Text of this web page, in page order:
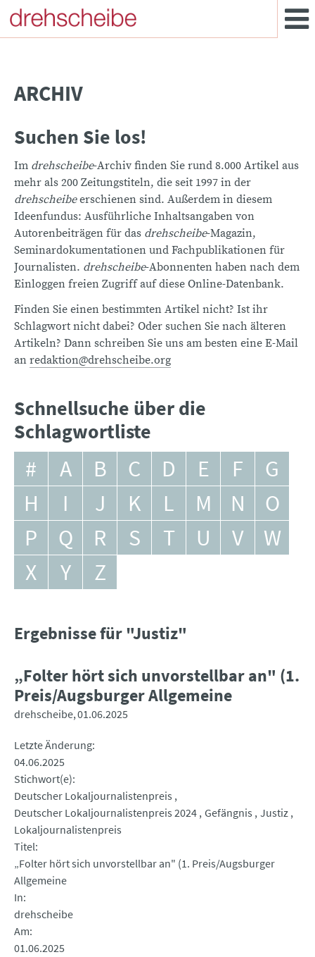
ARCHIV
Suchen Sie los!
Im drehscheibe-Archiv finden Sie rund 8.000 Artikel aus
mehr als 200 Zeitungstiteln, die seit 1997 in der
drehscheibeerschienen sind. Außerdem in diesem
Ideenfundus: Ausführliche Inhaltsangaben von
Autorenbeiträgen für das drehscheibe-Magazin,
Seminardokumentationen und Fachpublikationen für
Journalisten. drehscheibe-Abonnenten haben nach dem
Einloggen freien Zugriff auf diese Online-Datenbank.
Finden Sie einen bestimmten Artikel nicht? Ist ihr
Schlagwort nicht dabei? Oder suchen Sie nach älteren
Artikeln? Dann schreiben Sie uns am besten eine E-Mail
an redaktion@drehscheibe.org
Schnellsuche über die
Schlagwortliste
# A B C D E F
G
H
I J K L M N
O
P
Q R S T U V
W
X
Y Z
Ergebnisse für "Justiz"
„Folter hört sich unvorstellbar an" (1.
Preis/Augsburger Allgemeine
drehscheibe 01.06.2025
Letzte Änderung
04.06.2025
Stichwort(e)
Deutscher Lokaljournalistenpreis
Deutscher Lokaljournalistenpreis 2024 Gefängnis Justiz
Lokaljournalistenpreis
Titel
„Folter hört sich unvorstellbar an" (1. Preis/Augsburger
Allgemeine
In
drehscheibe
Am
01.06.2025